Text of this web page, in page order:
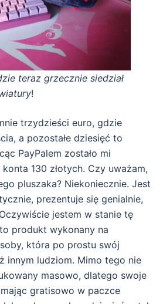
teraz grzecznie siedział
!
trzydzieści euro, gdzie
a pozostałe dziesięć to
PayPalem zostało mi
130 złotych. Czy uważam,
pluszaka? Niekoniecznie. Jest
prezentuje się genialnie,
jestem w stanie tę
produkt wykonany na
która po prostu swój
innym ludziom. Mimo tego nie
masowo, dlatego swoje
gratisowo w paczce